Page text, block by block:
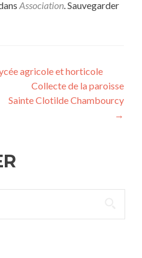
Association. Sauvegarder
agricole et horticole
Collecte de la paroisse
Sainte Clotilde Chambourcy
→